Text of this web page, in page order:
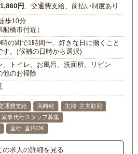
円 、交通費支給、前払い制度あり
歩10分
船橋市付近）
の間で1時間〜、好きな日に働くこと
す。(候補の日時から選択)
、トイレ、お風呂、洗面所、リビン
他のお掃除
通費支給 高時給
主婦･主夫歓迎
家事代行スタッフ募集
直行･直帰OK
の求人の詳細を見る